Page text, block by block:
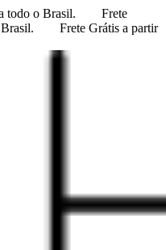
todo o Brasil.
Frete
Frete Grátis a partir